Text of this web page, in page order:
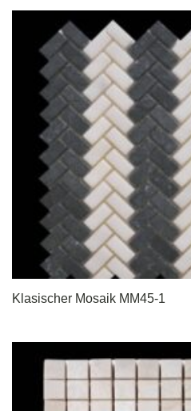
Klasischer Mosaik MM45-1